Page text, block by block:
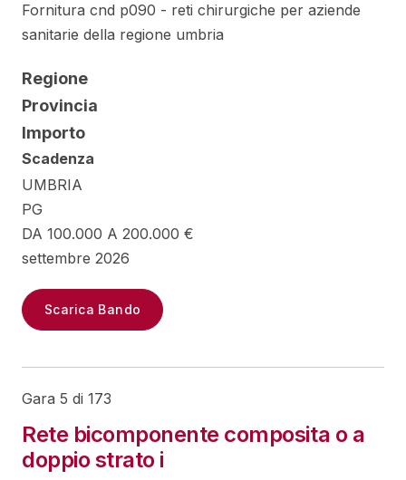
Fornitura cnd p090 - reti chirurgiche per aziende
sanitarie della regione umbria
Regione
Provincia
Importo
Scadenza
UMBRIA
PG
DA 100.000 A 200.000 €
settembre 2026
Scarica Bando
Gara 5 di 173
Rete bicomponente composita o a
doppio strato i